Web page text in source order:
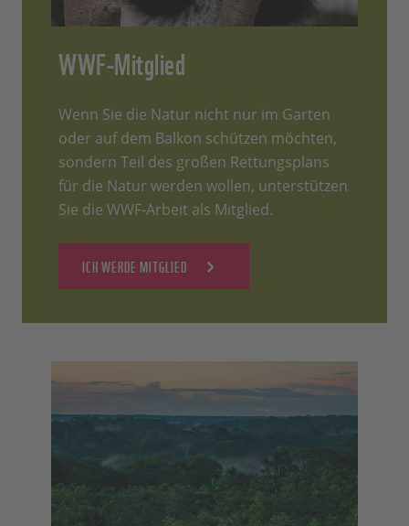
WWF-Mitglied
Wenn Sie die Natur nicht nur im Garten
oder auf dem Balkon schützen möchten,
sondern Teil des großen Rettungsplans
für die Natur werden wollen, unterstützen
Sie die WWF-Arbeit als Mitglied.
ICH WERDE MITGLIED